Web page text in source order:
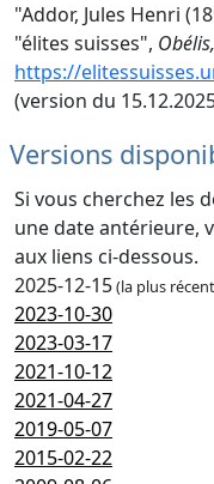
"Addor, Jules Henri
"élites suisses",
https://
(version du
Versions
Si vous cherchez les
une date antérieure,
aux liens ci-dessous.
2025-12-15(la plus
2023-10-30
2023-03-17
2021-10-12
2021-04-27
2019-05-07
2015-02-22